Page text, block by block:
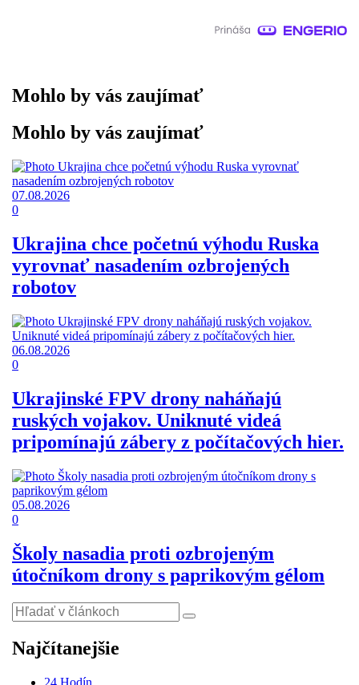
Mohlo by vás zaujímať
Mohlo by vás zaujímať
07.08.2026
0
Ukrajina chce početnú výhodu Ruska
vyrovnať nasadením ozbrojených
robotov
06.08.2026
0
Ukrajinské FPV drony naháňajú
ruských vojakov. Uniknuté videá
pripomínajú zábery z počítačových hier.
05.08.2026
0
Školy nasadia proti ozbrojeným
útočníkom drony s paprikovým gélom
Najčítanejšie
24 Hodín